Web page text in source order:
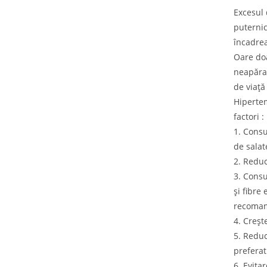
Oare
de
factori :
1.
de
2.
3.
și fibre
4.
5.